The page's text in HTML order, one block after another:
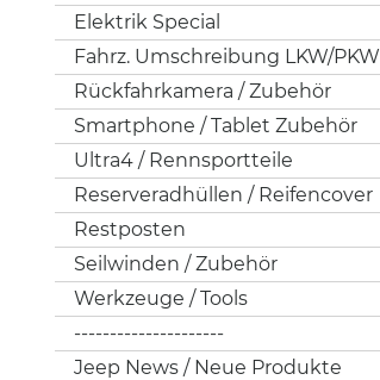
Elektrik Special
Fahrz. Umschreibung LKW/PKW
Rückfahrkamera / Zubehör
Smartphone / Tablet Zubehör
Ultra4 / Rennsportteile
Reserveradhüllen / Reifencover
Restposten
Seilwinden / Zubehör
Werkzeuge / Tools
---------------------
Jeep News / Neue Produkte